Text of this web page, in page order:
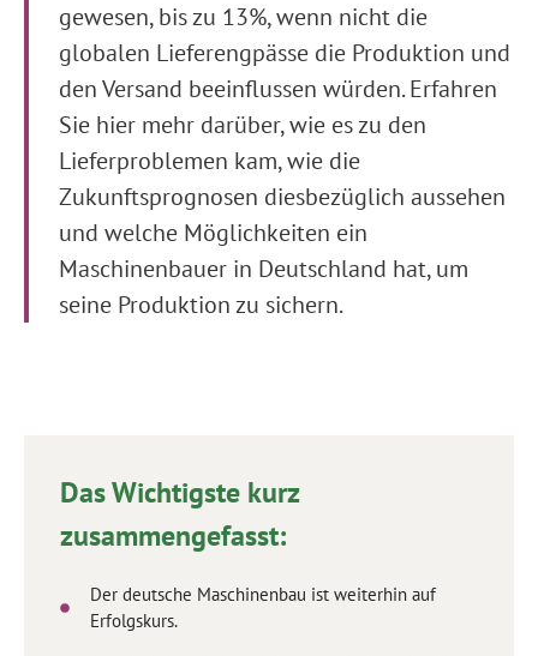
gewesen, bis zu 13%, wenn nicht die
globalen Lieferengpässe die Produktion und
den Versand beeinflussen würden. Erfahren
Sie hier mehr darüber, wie es zu den
Lieferproblemen kam, wie die
Zukunftsprognosen diesbezüglich aussehen
und welche Möglichkeiten ein
Maschinenbauer in Deutschland hat, um
seine Produktion zu sichern.
Das Wichtigste kurz
zusammengefasst:
Der deutsche Maschinenbau ist weiterhin auf
Erfolgskurs.